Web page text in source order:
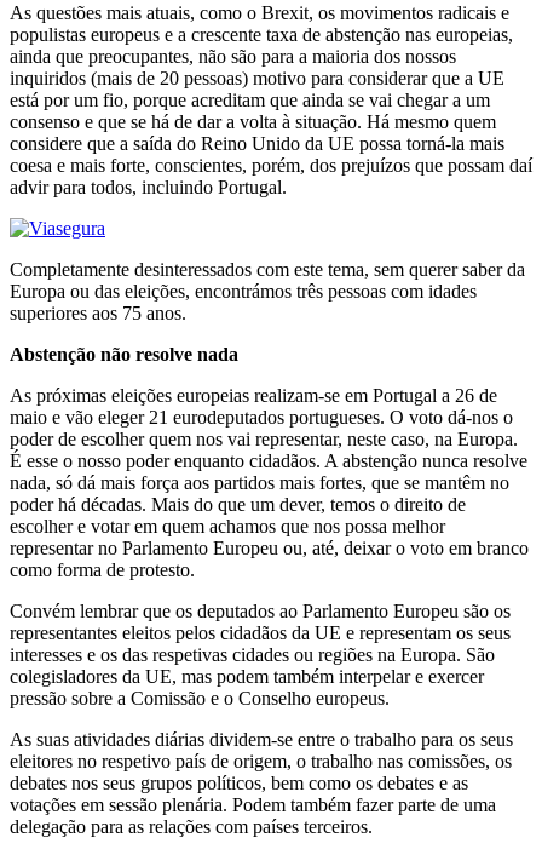
As questões mais atuais, como o Brexit, os movimentos radicais e
populistas europeus e a crescente taxa de abstenção nas europeias,
ainda que preocupantes, não são para a maioria dos nossos
inquiridos (mais de 20 pessoas) motivo para considerar que a UE
está por um fio, porque acreditam que ainda se vai chegar a um
consenso e que se há de dar a volta à situação. Há mesmo quem
considere que a saída do Reino Unido da UE possa torná-la mais
coesa e mais forte, conscientes, porém, dos prejuízos que possam daí
advir para todos, incluindo Portugal.
Completamente desinteressados com este tema, sem querer saber da
Europa ou das eleições, encontrámos três pessoas com idades
superiores aos 75 anos.
Abstenção não resolve nada
As próximas eleições europeias realizam-se em Portugal a 26 de
maio e vão eleger 21 eurodeputados portugueses. O voto dá-nos o
poder de escolher quem nos vai representar, neste caso, na Europa.
É esse o nosso poder enquanto cidadãos. A abstenção nunca resolve
nada, só dá mais força aos partidos mais fortes, que se mantêm no
poder há décadas. Mais do que um dever, temos o direito de
escolher e votar em quem achamos que nos possa melhor
representar no Parlamento Europeu ou, até, deixar o voto em branco
como forma de protesto.
Convém lembrar que os deputados ao Parlamento Europeu são os
representantes eleitos pelos cidadãos da UE e representam os seus
interesses e os das respetivas cidades ou regiões na Europa. São
colegisladores da UE, mas podem também interpelar e exercer
pressão sobre a Comissão e o Conselho europeus.
As suas atividades diárias dividem-se entre o trabalho para os seus
eleitores no respetivo país de origem, o trabalho nas comissões, os
debates nos seus grupos políticos, bem como os debates e as
votações em sessão plenária. Podem também fazer parte de uma
delegação para as relações com países terceiros.